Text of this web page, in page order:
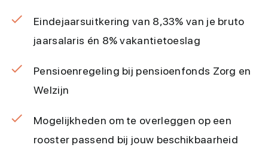
Eindejaarsuitkering van 8,33% van je bruto
jaarsalaris én 8% vakantietoeslag
Pensioenregeling bij pensioenfonds Zorg en
Welzijn
Mogelijkheden om te overleggen op een
rooster passend bij jouw beschikbaarheid